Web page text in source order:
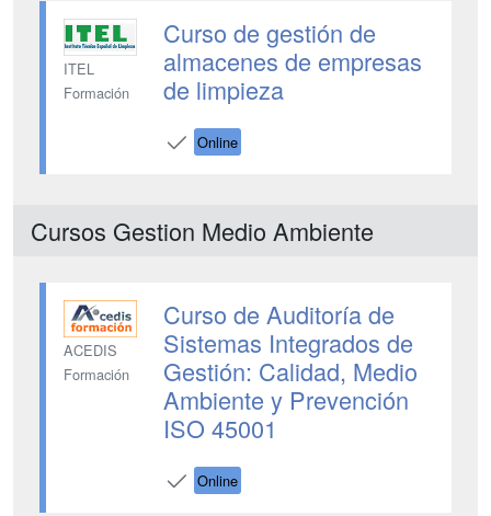
ITEL
Formación
Curso de gestión de
almacenes de empresas
de limpieza
Online
Cursos Gestion Medio Ambiente
ACEDIS
Formación
Curso de Auditoría de
Sistemas Integrados de
Gestión: Calidad, Medio
Ambiente y Prevención
ISO 45001
Online